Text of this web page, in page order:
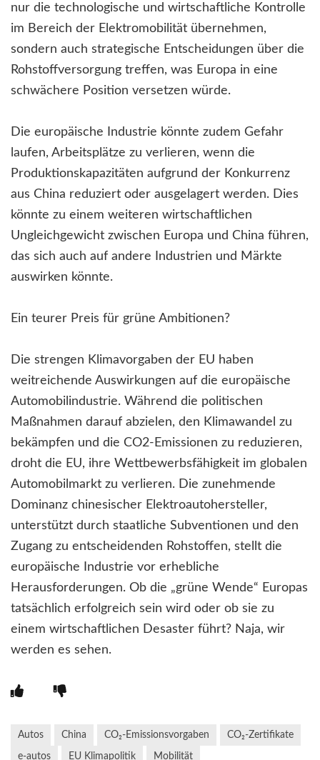
nur die technologische und wirtschaftliche Kontrolle
im Bereich der Elektromobilität übernehmen,
sondern auch strategische Entscheidungen über die
Rohstoffversorgung treffen, was Europa in eine
schwächere Position versetzen würde.
Die europäische Industrie könnte zudem Gefahr
laufen, Arbeitsplätze zu verlieren, wenn die
Produktionskapazitäten aufgrund der Konkurrenz
aus China reduziert oder ausgelagert werden. Dies
könnte zu einem weiteren wirtschaftlichen
Ungleichgewicht zwischen Europa und China führen,
das sich auch auf andere Industrien und Märkte
auswirken könnte.
Ein teurer Preis für grüne Ambitionen?
Die strengen Klimavorgaben der EU haben
weitreichende Auswirkungen auf die europäische
Automobilindustrie. Während die politischen
Maßnahmen darauf abzielen, den Klimawandel zu
bekämpfen und die CO2-Emissionen zu reduzieren,
droht die EU, ihre Wettbewerbsfähigkeit im globalen
Automobilmarkt zu verlieren. Die zunehmende
Dominanz chinesischer Elektroautohersteller,
unterstützt durch staatliche Subventionen und den
Zugang zu entscheidenden Rohstoffen, stellt die
europäische Industrie vor erhebliche
Herausforderungen. Ob die „grüne Wende“ Europas
tatsächlich erfolgreich sein wird oder ob sie zu
einem wirtschaftlichen Desaster führt? Naja, wir
werden es sehen.
Autos China CO₂-Emissionsvorgaben CO₂-Zertifikate
e-autos EU Klimapolitik Mobilität